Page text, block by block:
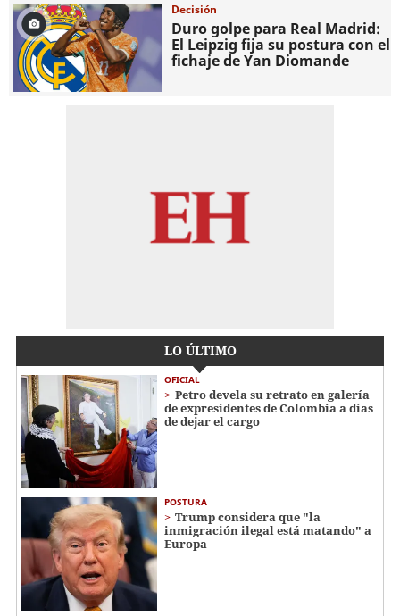
Decisión
Duro golpe para Real Madrid:
El Leipzig fija su postura con el
fichaje de Yan Diomande
LO ÚLTIMO
OFICIAL
Petro devela su retrato en galería
de expresidentes de Colombia a días
de dejar el cargo
POSTURA
Trump considera que "la
inmigración ilegal está matando" a
Europa